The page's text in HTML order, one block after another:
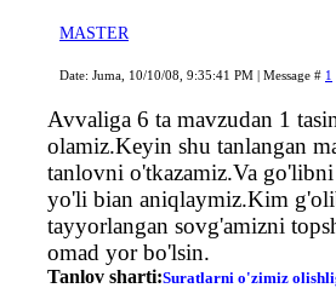
MASTER
Date: Juma, 10/10/08, 9:35:41 PM | Message # 1
Avvaliga 6 ta mavzudan 1
olamiz.Keyin shu tanlangan
tanlovni o'tkazamiz.Va
yo'li bian aniqlaymiz.Kim
tayyorlangan sovg'amizni
omad yor bo'lsin.
Tanlov sharti:Suratlarni o'zimiz